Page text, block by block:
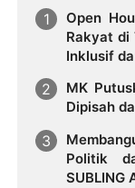
Open
Rakyat di
Inklusif
MK
Dipisah
Politik
SUBLING